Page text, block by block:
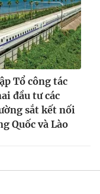
Tổ công tác
đầu tư các
sắt kết nối
Quốc và Lào